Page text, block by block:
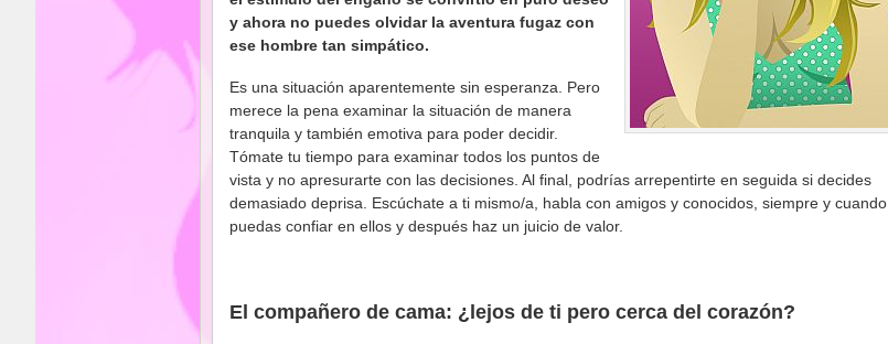
y ahora no puedes olvidar la aventura fugaz con
ese hombre tan simpático.
Es una situación aparentemente sin esperanza. Pero
merece la pena examinar la situación de manera
tranquila y también emotiva para poder decidir.
Tómate tu tiempo para examinar todos los puntos de
vista y no apresurarte con las decisiones. Al final, podrías arrepentirte en seguida si decides
demasiado deprisa. Escúchate a ti mismo/a, habla con amigos y conocidos, siempre y cuando
puedas confiar en ellos y después haz un juicio de valor.
El compañero de cama: ¿lejos de ti pero cerca del corazón?